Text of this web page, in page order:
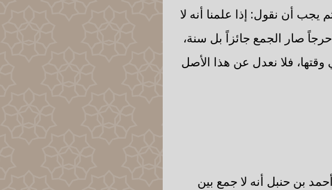
أن نقول: إذا علمنا أنه لا
صار الجمع جائزاً بل سنة،
فلا نعدل عن هذا الأصل
بن حنبل أنه لا جمع بين